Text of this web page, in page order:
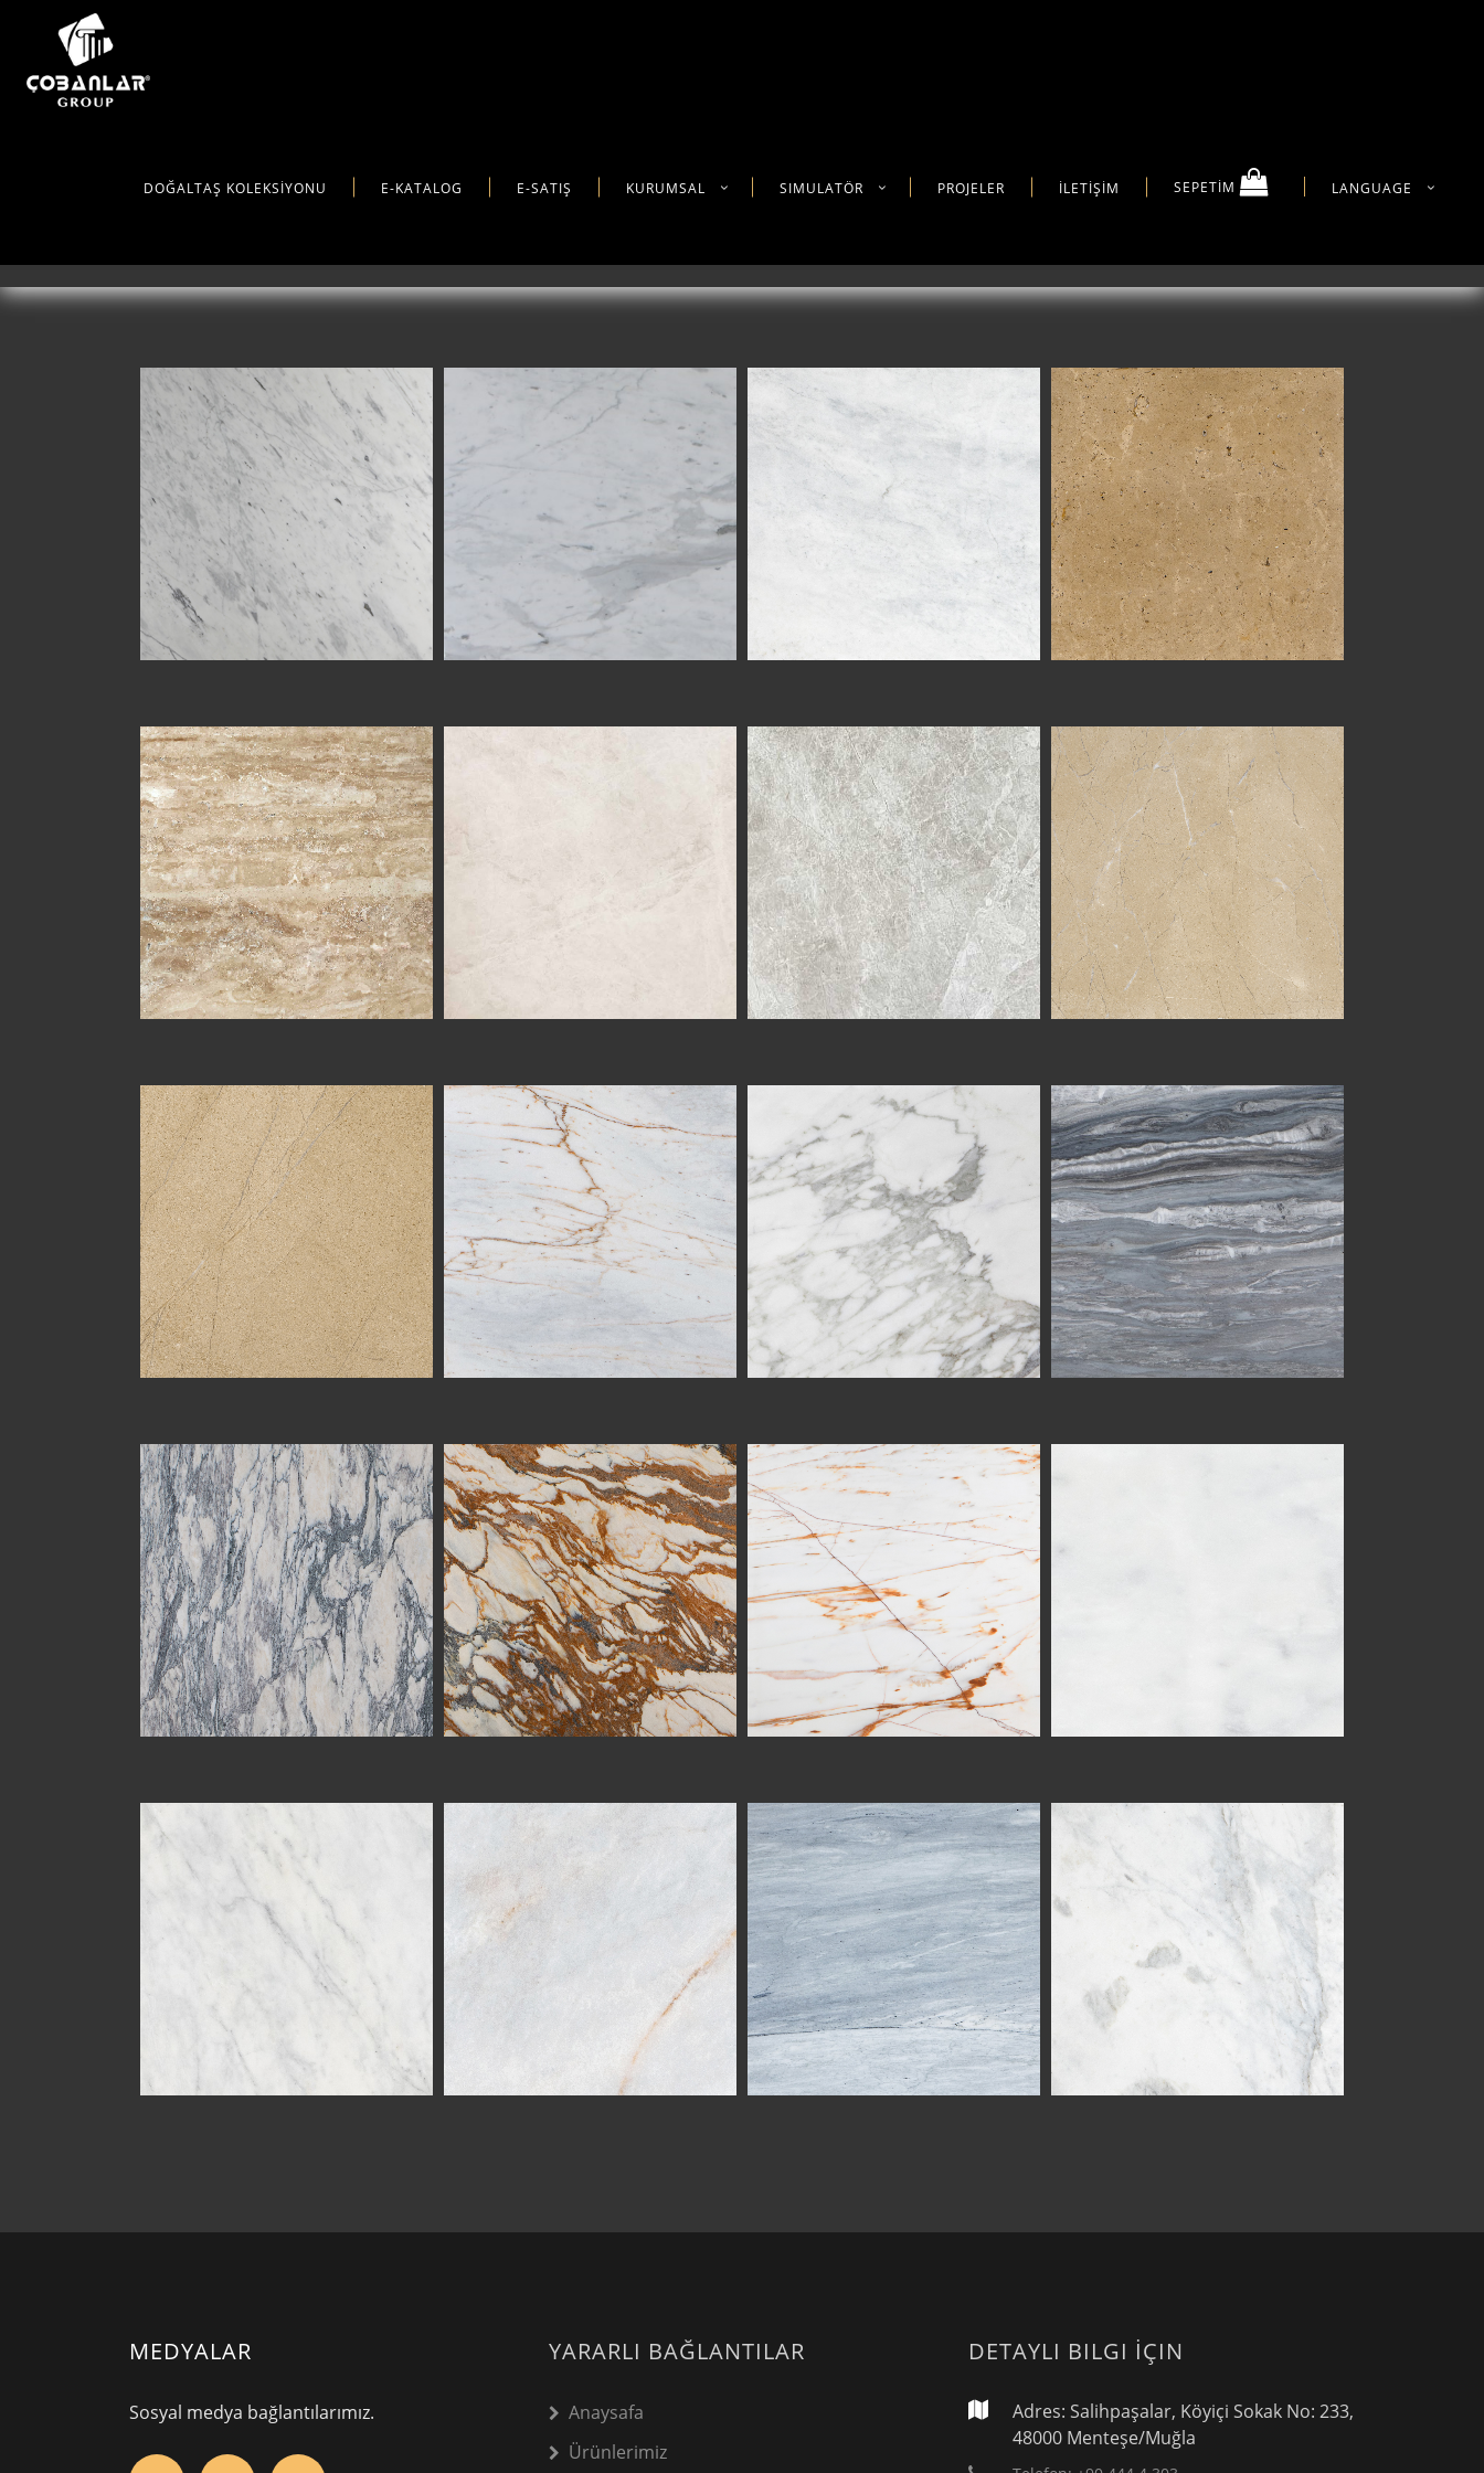
DOĞALTAŞ KOLEKSİYONU E-KATALOG E-SATIŞ KURUMSAL SIMULATÖR PROJELER İLETİŞİM SEPETİM LANGUAGE
DİKKAT
IMPERIAL CARRARA CALACATTA LUCINA BIANCO CARRARA TOSCANA
TRAVERTINE VANILLA SPIDER MOON GREY CREMA ROYAL
SANDY ROYAL BLU SOLARE CALACATTA ORO BARDIGLIO
ARABESCATO BIANCA FORESTA CALACATTA GIALLO
PEARL WHITE GOLDEN WHITE CARRARA MISTY CARRARA LUCCA
MEDYALAR
Sosyal medya bağlantılarımız.
YARARLI BAĞLANTILAR
Anaysafa
Ürünlerimiz
DETAYLI BILGI İÇIN
Adres: Salihpaşalar, Köyiçi Sokak No: 233,
48000 Menteşe/Muğla